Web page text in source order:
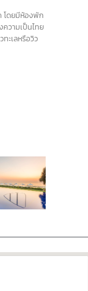
โดยมีห้องพัก
วามเป็นไทย
ะเลหรือวิว